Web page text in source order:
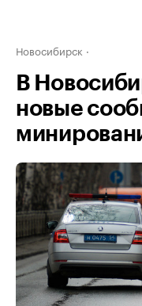
Новосибирск
В
новые